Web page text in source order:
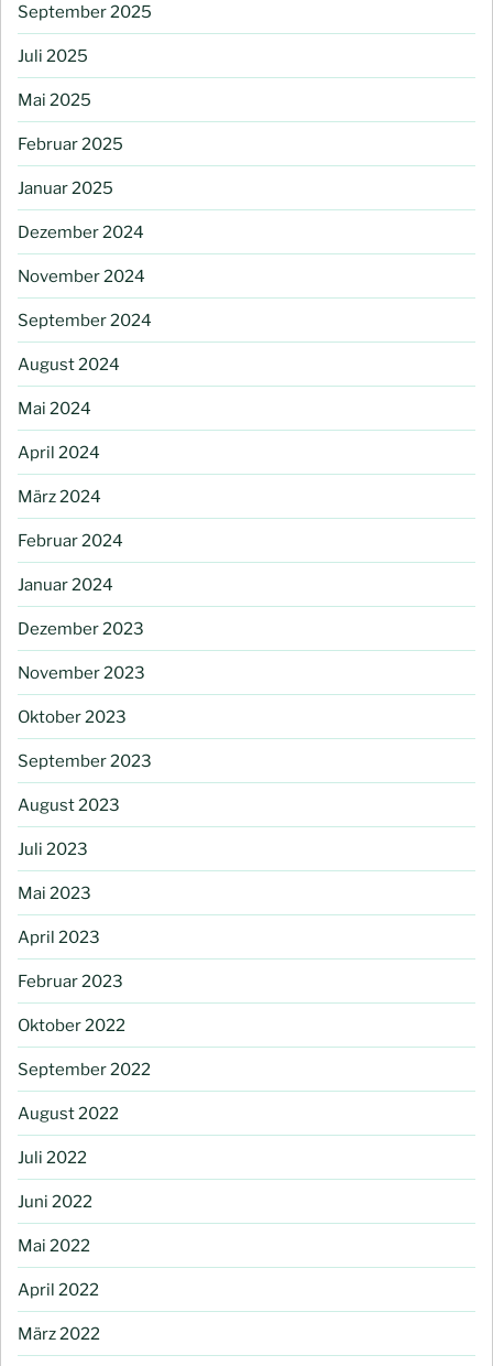
September 2025
Juli 2025
Mai 2025
Februar 2025
Januar 2025
Dezember 2024
November 2024
September 2024
August 2024
Mai 2024
April 2024
März 2024
Februar 2024
Januar 2024
Dezember 2023
November 2023
Oktober 2023
September 2023
August 2023
Juli 2023
Mai 2023
April 2023
Februar 2023
Oktober 2022
September 2022
August 2022
Juli 2022
Juni 2022
Mai 2022
April 2022
März 2022